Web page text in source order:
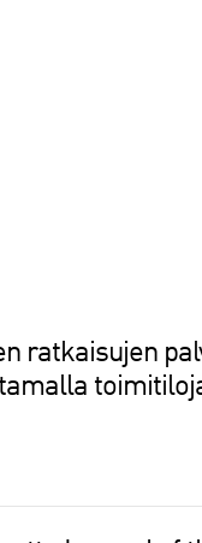
ratkaisujen